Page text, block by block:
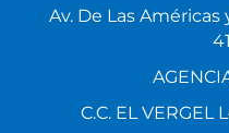
C.C. EL VERGEL